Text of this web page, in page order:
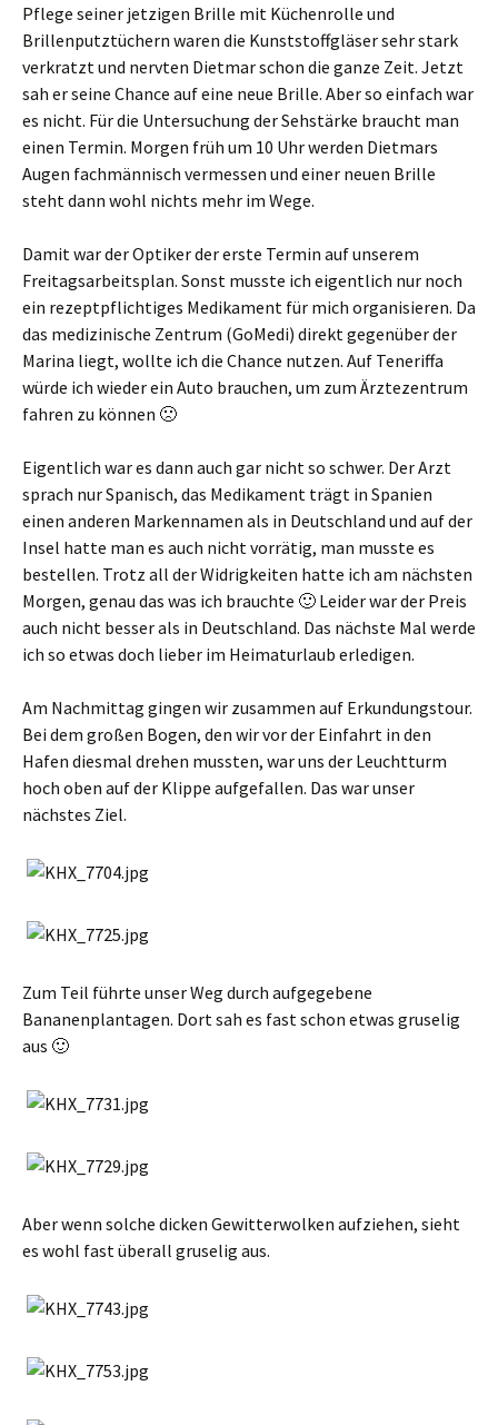
Pflege seiner jetzigen Brille mit Küchenrolle und
Brillenputztüchern waren die Kunststoffgläser sehr stark
verkratzt und nervten Dietmar schon die ganze Zeit. Jetzt
sah er seine Chance auf eine neue Brille. Aber so einfach war
es nicht. Für die Untersuchung der Sehstärke braucht man
einen Termin. Morgen früh um 10 Uhr werden Dietmars
Augen fachmännisch vermessen und einer neuen Brille
steht dann wohl nichts mehr im Wege.
Damit war der Optiker der erste Termin auf unserem
Freitagsarbeitsplan. Sonst musste ich eigentlich nur noch
ein rezeptpflichtiges Medikament für mich organisieren. Da
das medizinische Zentrum (GoMedi) direkt gegenüber der
Marina liegt, wollte ich die Chance nutzen. Auf Teneriffa
würde ich wieder ein Auto brauchen, um zum Ärztezentrum
fahren zu können 🙁
Eigentlich war es dann auch gar nicht so schwer. Der Arzt
sprach nur Spanisch, das Medikament trägt in Spanien
einen anderen Markennamen als in Deutschland und auf der
Insel hatte man es auch nicht vorrätig, man musste es
bestellen. Trotz all der Widrigkeiten hatte ich am nächsten
Morgen, genau das was ich brauchte 🙂 Leider war der Preis
auch nicht besser als in Deutschland. Das nächste Mal werde
ich so etwas doch lieber im Heimaturlaub erledigen.
Am Nachmittag gingen wir zusammen auf Erkundungstour.
Bei dem großen Bogen, den wir vor der Einfahrt in den
Hafen diesmal drehen mussten, war uns der Leuchtturm
hoch oben auf der Klippe aufgefallen. Das war unser
nächstes Ziel.
Zum Teil führte unser Weg durch aufgegebene
Bananenplantagen. Dort sah es fast schon etwas gruselig
aus 🙂
Aber wenn solche dicken Gewitterwolken aufziehen, sieht
es wohl fast überall gruselig aus.